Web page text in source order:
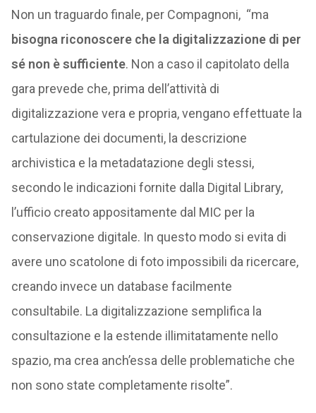
Non un traguardo finale, per Compagnoni, “ma
bisogna riconoscere che la digitalizzazione di per
sé non è sufficiente. Non a caso il capitolato della
gara prevede che, prima dell’attività di
digitalizzazione vera e propria, vengano effettuate la
cartulazione dei documenti, la descrizione
archivistica e la metadatazione degli stessi,
secondo le indicazioni fornite dalla Digital Library,
l’ufficio creato appositamente dal MIC per la
conservazione digitale. In questo modo si evita di
avere uno scatolone di foto impossibili da ricercare,
creando invece un database facilmente
consultabile. La digitalizzazione semplifica la
consultazione e la estende illimitatamente nello
spazio, ma crea anch’essa delle problematiche che
non sono state completamente risolte”.